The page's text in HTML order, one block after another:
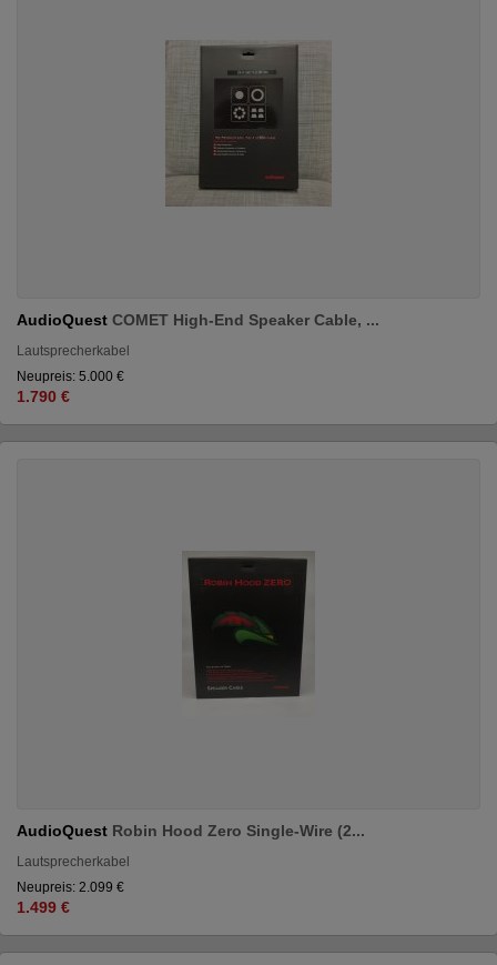
AudioQuest COMET High-End Speaker Cable, ...
Lautsprecherkabel
Neupreis: 5.000 €
1.790 €
AudioQuest Robin Hood Zero Single-Wire (2...
Lautsprecherkabel
Neupreis: 2.099 €
1.499 €